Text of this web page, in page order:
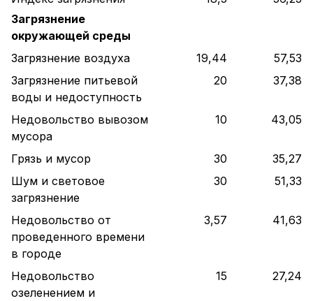
Загрязнение
окружающей среды
Загрязнение воздуха
19,44
57,53
Загрязнение питьевой
воды и недоступность
20 37,38
Недовольство вывозом
мусора
10 43,05
Грязь и мусор 30
35,27
Шум и световое
загрязнение
30 51,33
Недовольство от
проведенного времени
в городе
3,57 41,63
Недовольство
озеленением и
15 27,24